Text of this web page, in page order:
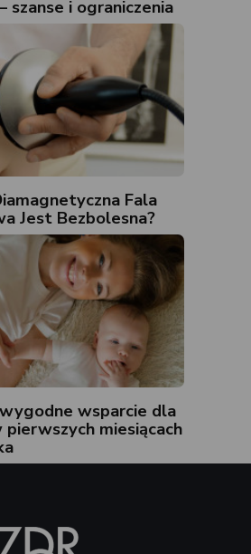
szanse i ograniczenia
Fala
Jest Bezbolesna?
wsparcie dla
miesiącach